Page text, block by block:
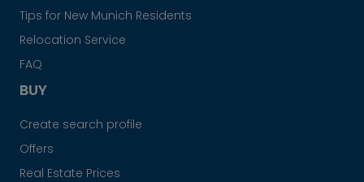
Tips for New Munich Residents
Relocation Service
FAQ
BUY
Create search profile
Offers
Real Estate Prices